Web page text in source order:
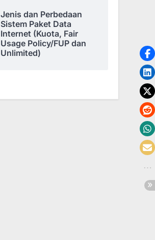
Jenis dan Perbedaan
Sistem Paket Data
Internet (Kuota, Fair
Usage Policy/FUP dan
Unlimited)